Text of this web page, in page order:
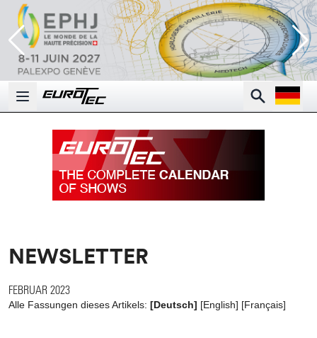
Open main menu
Search
Open
NEWSLETTER
FEBRUAR 2023
Alle Fassungen dieses Artikels: [Deutsch] [English] [Français]